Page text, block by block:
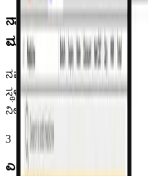
ನಾವು ನಿಮ್ಮ ಡೇಟಾವನ್ನು
ಮಾಡುತ್ತೇವೆ — ಉಚಿತ
ನಮ್ಮ ತಂಡ ನಿಮ್ಮ ಪ್ರಸ್ತುತ
ಸ್ಥಳಾಂತರಿಸುತ್ತದೆ ಮತ್ತು ನಿಮ್ಮ
ನೀಡುತ್ತದೆ.
3
ಎಲ್ಲವನ್ನೂ ಒಂದೇ ಸ್ಥಳದಲ್ಲಿ